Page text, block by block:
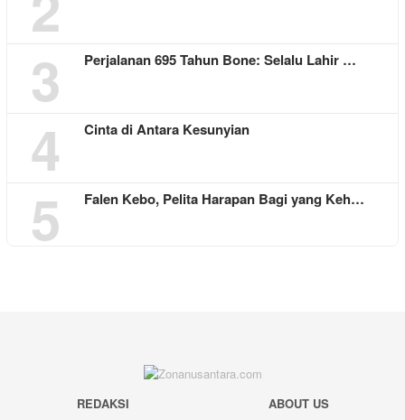
3 Perjalanan 695 Tahun Bone: Selalu Lahir …
4 Cinta di Antara Kesunyian
5 Falen Kebo, Pelita Harapan Bagi yang Keh…
REDAKSI
ABOUT US